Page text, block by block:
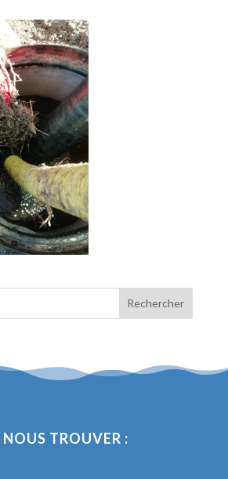
TROUVER :